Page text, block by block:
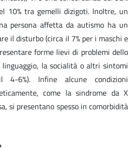
10% tra gemelli dizigoti. Inoltre, un
persona affetta da autismo ha un
il disturbo (circa il 7% per i maschi e
forme lievi di problemi dello
la socialità o altri sintomi
4-6%). Infine alcune condizioni
come la sindrome da X
si presentano spesso in comorbidità